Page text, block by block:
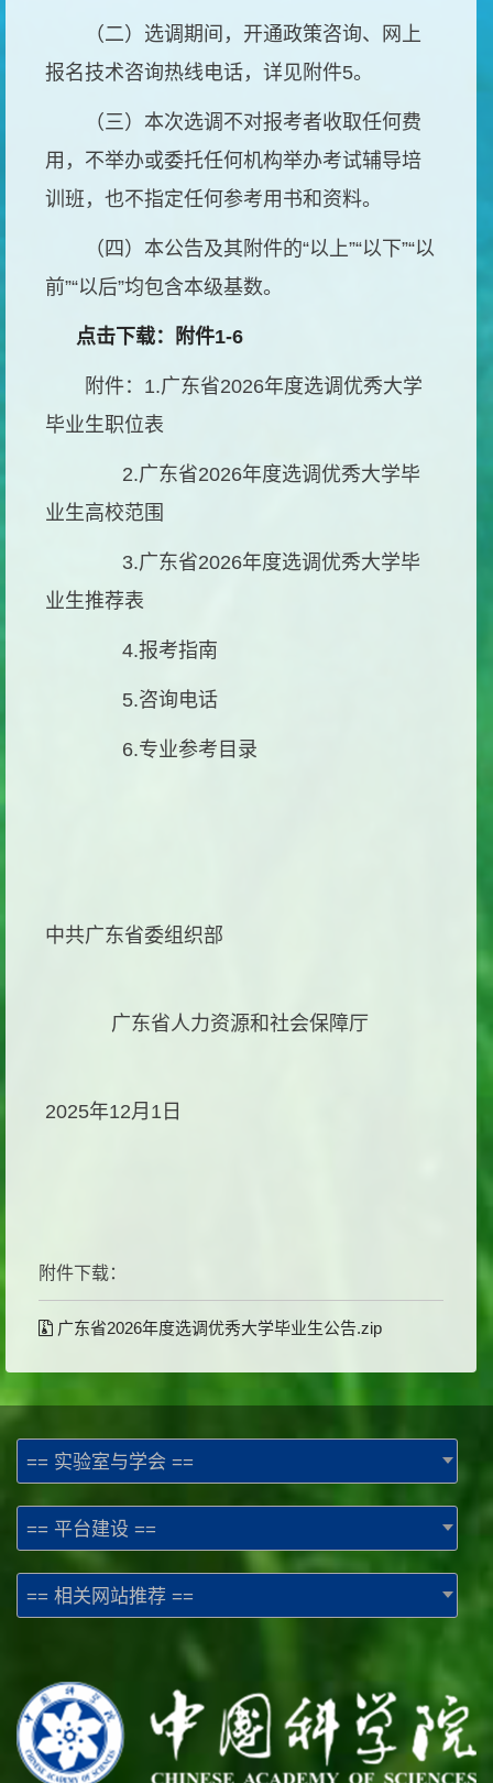
（二）选调期间，开通政策咨询、网上
报名技术咨询热线电话，详见附件5。
（三）本次选调不对报考者收取任何费
用，不举办或委托任何机构举办考试辅导培
训班，也不指定任何参考用书和资料。
（四）本公告及其附件的“以上”“以下”“以
前”“以后”均包含本级基数。
点击下载：附件1-6
附件： 1.广东省2026年度选调优秀大学
毕业生职位表
2.广东省2026年度选调优秀大学毕
业生高校范围
3.广东省2026年度选调优秀大学毕
业生推荐表
4.报考指南
5.咨询电话
6.专业参考目录
中共广东省委组织部
广东省人力资源和社会保障厅
2025年12月 1 日
附件下载：
广东省2026年度选调优秀大学毕业生公告.zip
== 实验室与学会 ==
== 平台建设 ==
== 相关网站推荐 ==